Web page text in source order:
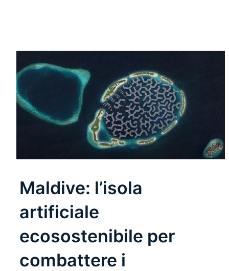
Maldive: l’isola
artificiale
ecosostenibile per
combattere i